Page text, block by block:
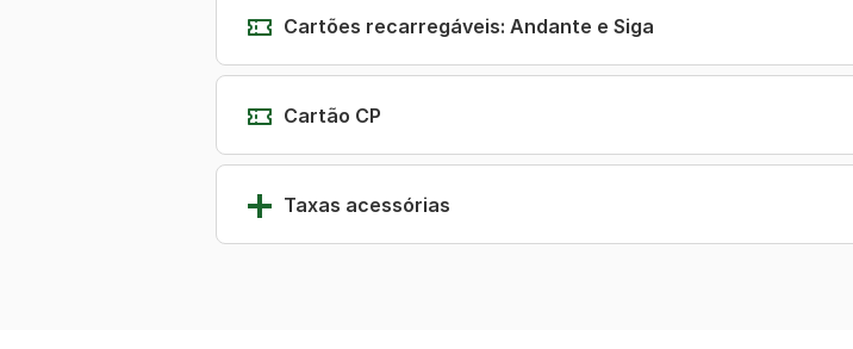
Cartões recarregáveis: Andante e Siga
Cartão CP
Taxas acessórias